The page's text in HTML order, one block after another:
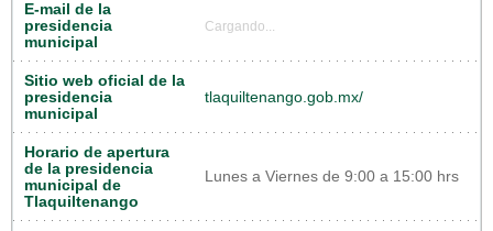
E-mail de la
presidencia
municipal
Cargando...
Sitio web oficial de la
presidencia
municipal
tlaquiltenango.gob.mx/
Horario de apertura
de la presidencia
municipal de
Tlaquiltenango
Lunes a Viernes de 9:00 a 15:00 hrs